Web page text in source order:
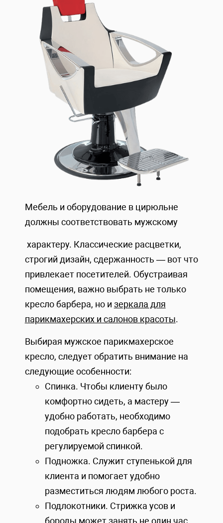
Мебель и оборудование в цирюльне
должны соответствовать мужскому
характеру. Классические расцветки,
строгий дизайн, сдержанность — вот что
привлекает посетителей. Обустраивая
помещения, важно выбрать не только
кресло барбера, но и зеркала для
парикмахерских и салонов красоты.
Выбирая мужское парикмахерское
кресло, следует обратить внимание на
следующие особенности:
Спинка. Чтобы клиенту было
комфортно сидеть, а мастеру —
удобно работать, необходимо
подобрать кресло барбера с
регулируемой спинкой.
Подножка. Служит ступенькой для
клиента и помогает удобно
разместиться людям любого роста.
Подлокотники. Стрижка усов и